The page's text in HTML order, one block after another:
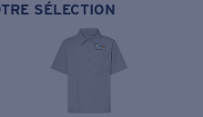
SÉLECTION